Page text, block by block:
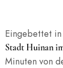
Eingebettet
Stadt Huinan
Minuten von